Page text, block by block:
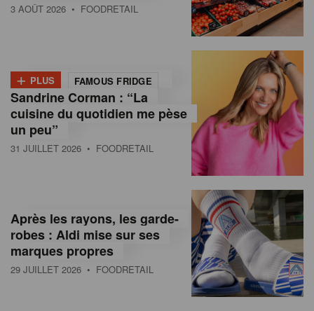
3 AOÛT 2026 • FOODRETAIL
+ PLUS FAMOUS FRIDGE
Sandrine Corman : “La
cuisine du quotidien me pèse
un peu”
31 JUILLET 2026 • FOODRETAIL
Après les rayons, les garde-
robes : Aldi mise sur ses
marques propres
29 JUILLET 2026 • FOODRETAIL